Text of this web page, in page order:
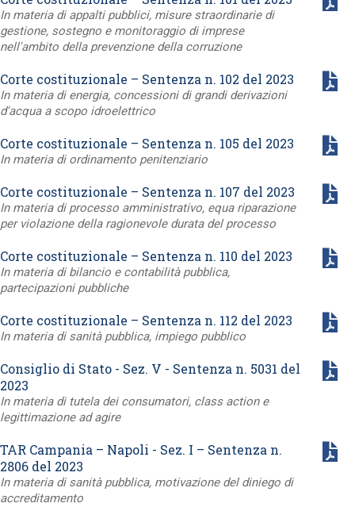
In materia di appalti pubblici, misure straordinarie di
gestione, sostegno e monitoraggio di imprese
nell'ambito della prevenzione della corruzione
Corte costituzionale – Sentenza n. 102 del 2023
In materia di energia, concessioni di grandi derivazioni
d'acqua a scopo idroelettrico
Corte costituzionale – Sentenza n. 105 del 2023
In materia di ordinamento penitenziario
Corte costituzionale – Sentenza n. 107 del 2023
In materia di processo amministrativo, equa riparazione
per violazione della ragionevole durata del processo
Corte costituzionale – Sentenza n. 110 del 2023
In materia di bilancio e contabilità pubblica,
partecipazioni pubbliche
Corte costituzionale – Sentenza n. 112 del 2023
In materia di sanità pubblica, impiego pubblico
Consiglio di Stato - Sez. V - Sentenza n. 5031 del
2023
In materia di tutela dei consumatori, class action e
legittimazione ad agire
TAR Campania – Napoli - Sez. I – Sentenza n.
2806 del 2023
In materia di sanità pubblica, motivazione del diniego di
accreditamento